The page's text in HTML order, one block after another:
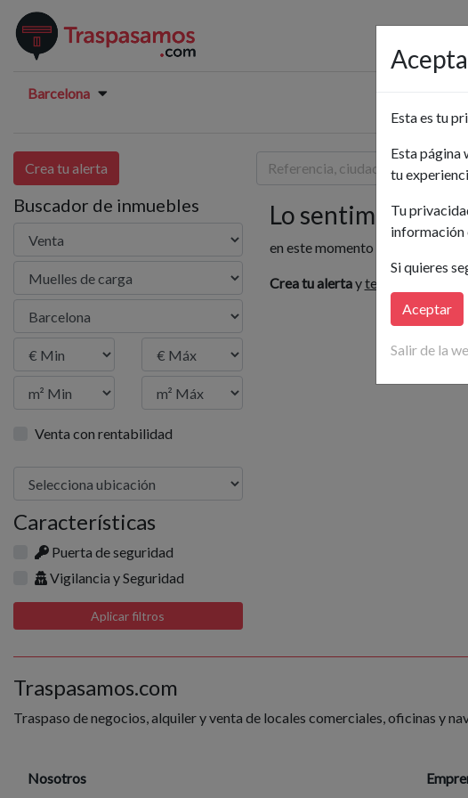
Barcelona
Crea tu alerta
Buscador de inmuebles
Venta con rentabilidad
Características
Puerta de seguridad
Vigilancia y Seguridad
Aplicar filtros
Lo sentimos...
en este momento no hay
Crea tu alertayte avisaremos
Traspasamos.com
Traspaso de negocios, alquiler y venta de locales comerciales, oficinas y
Nosotros
Esta es tu
Esta página
tu
Tu
información
Si quieres
Aceptar
Salir de la